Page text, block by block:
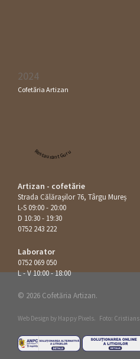
2024
Cofetăria Artizan
Restaurant Guru
Artizan - cofetărie
Strada Călăraşilor 76, Târgu Mureș
L-S 09:00 - 20:00
D 10:30 - 19:30
0752 243 222
Laborator
0752 069 050
L - V 10:00 - 18:00
© 2026 Cofetăria Artizan.
Web Design by Happy Pixels. Foto: Cristians